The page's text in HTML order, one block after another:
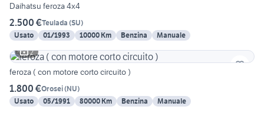
Daihatsu feroza 4x4
2.500 €Teulada (SU)
Usato
01/1993 10000 Km Benzina
Manuale
2
feroza ( con motore corto circuito )
1.800 €Orosei(NU)
Usato
05/1991 80000 Km Benzina Manuale